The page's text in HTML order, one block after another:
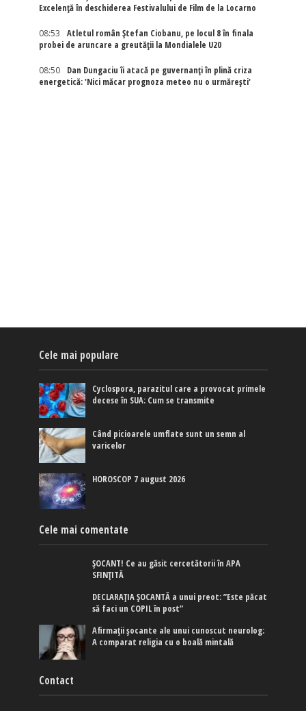
Excelenţă în deschiderea Festivalului de Film de la Locarno
08:53
Atletul român Ștefan Ciobanu, pe locul 8 în finala
probei de aruncare a greutății la Mondialele U20
08:50
Dan Dungaciu îi atacă pe guvernanți în plină criza
energetică: 'Nici măcar prognoza meteo nu o urmărești'
Cele mai populare
Cyclospora, parazitul care a provocat primele
decese în SUA: Cum se transmite
Când picioarele umflate sunt un semn al
varicelor
HOROSCOP 7 august 2026
Cele mai comentate
ȘOCANT! Ce au găsit cercetătorii în APA
SFINȚITĂ
DECLARAȚIA ȘOCANTĂ a unui preot: ”Este păcat
să faci un COPIL în post”
Afirmaţii şocante ale unui cunoscut neurolog:
A comparat religia cu o boală mintală
Contact